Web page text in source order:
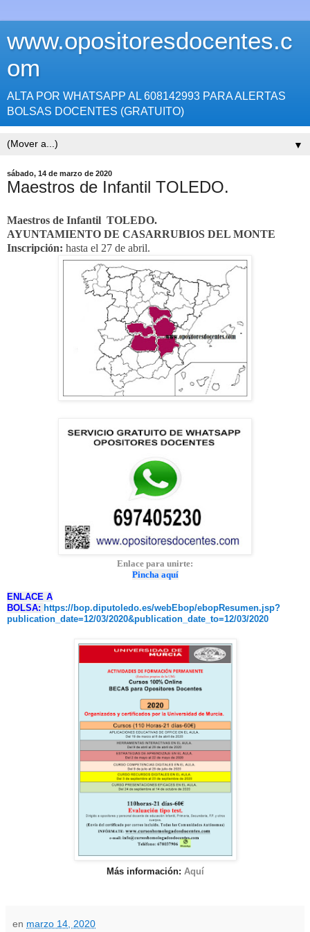
www.opositoresdocentes.c
om
ALTA POR WHATSAPP AL 608142993 PARA ALERTAS
BOLSAS DOCENTES (GRATUITO)
▼
sábado, 14 de marzo de 2020
Maestros de Infantil TOLEDO.
Maestros de Infantil TOLEDO.
AYUNTAMIENTO DE CASARRUBIOS DEL MONTE
Inscripción: hasta el 27 de abril.
Enlace para unirte:
Pincha aquí
ENLACE A
BOLSA: https://bop.diputoledo.es/webEbop/ebopResumen.jsp?
publication_date=12/03/2020&publication_date_to=12/03/2020
Más información: Aquí
en marzo 14, 2020